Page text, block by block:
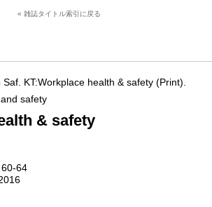
雑誌タイトル索引に戻る
KT:Workplace health & safety (Print).
safety
& safety
60-64